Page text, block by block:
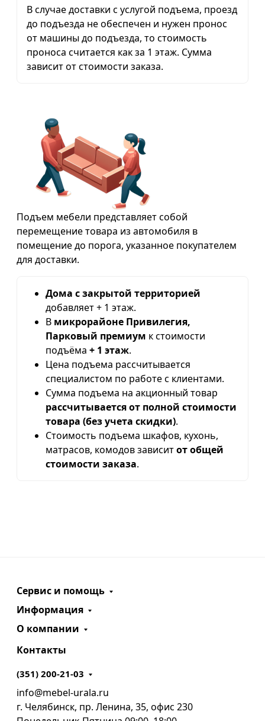
В случае доставки с услугой подъема, проезд
до подъезда не обеспечен и нужен пронос
от машины до подъезда, то стоимость
проноса считается как за 1 этаж. Сумма
зависит от стоимости заказа.
Подъем мебели представляет собой
перемещение товара из автомобиля в
помещение до порога, указанное покупателем
для доставки.
Дома с закрытой территорией
добавляет + 1 этаж.
В микрорайоне Привилегия,
Парковый премиум к стоимости
подъёма + 1 этаж.
Цена подъема рассчитывается
специалистом по работе с клиентами.
Сумма подъема на акционный товар
рассчитывается от полной стоимости
товара (без учета скидки).
Стоимость подъема шкафов, кухонь,
матрасов, комодов зависитот общей
стоимости заказа.
Сервис и помощь
Информация
О компании
Контакты
(351) 200-21-03
info@mebel-urala.ru
г. Челябинск, пр. Ленина, 35, офис 230